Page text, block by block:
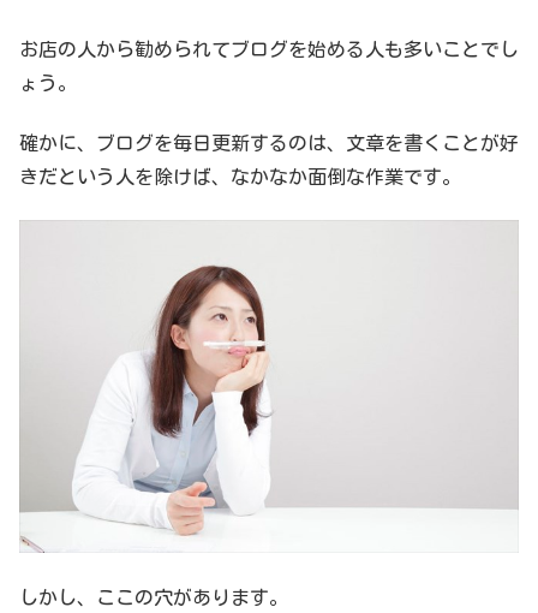
お店の人から勧められてブログを始める人も多いことでし
ょう。
確かに、ブログを毎日更新するのは、文章を書くことが好
きだという人を除けば、なかなか面倒な作業です。
しかし、ここの穴があります。